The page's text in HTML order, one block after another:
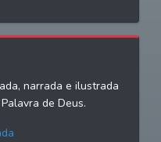
narrada e ilustrada
de Deus.